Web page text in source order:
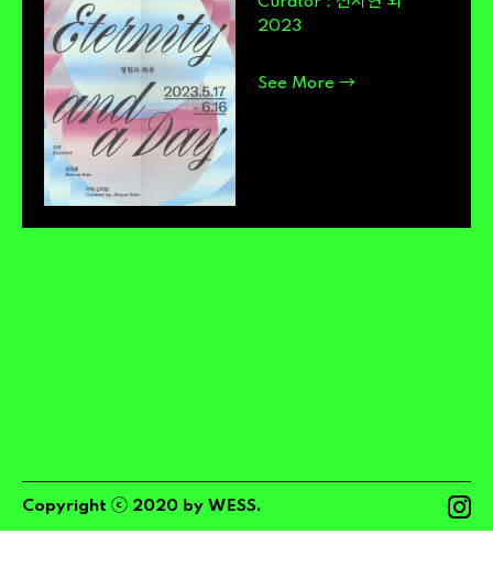
2023
See More →
Copyright ⓒ 2020 by WESS.